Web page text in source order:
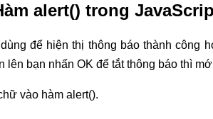
alert() trong
để hiện thị thông báo thành công
lên bạn nhấn OK để tắt thông báo thì
vào hàm alert().